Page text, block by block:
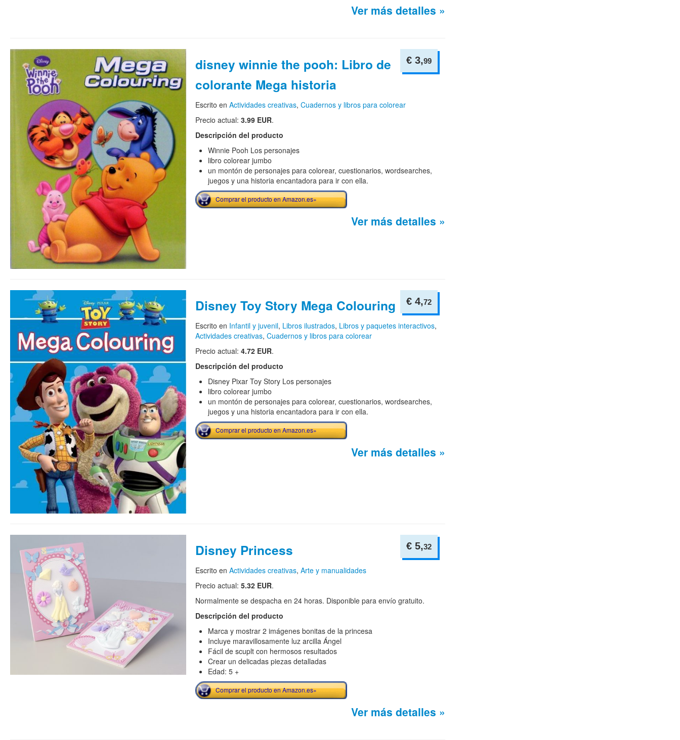
Ver más detalles »
€ 3,99
disney winnie the pooh: Libro de
colorante Mega historia
Escrito en Actividades creativas, Cuadernos y libros para colorear
Precio actual: 3.99 EUR.
Descripción del producto
Winnie Pooh Los personajes
libro colorear jumbo
un montón de personajes para colorear, cuestionarios, wordsearches,
juegos y una historia encantadora para ir con ella.
Comprar el producto en Amazon.es»
Ver más detalles »
€ 4,72
Disney Toy Story Mega Colouring
Escrito en Infantil y juvenil, Libros ilustrados, Libros y paquetes interactivos,
Actividades creativas, Cuadernos y libros para colorear
Precio actual: 4.72 EUR.
Descripción del producto
Disney Pixar Toy Story Los personajes
libro colorear jumbo
un montón de personajes para colorear, cuestionarios, wordsearches,
juegos y una historia encantadora para ir con ella.
Comprar el producto en Amazon.es»
Ver más detalles »
€ 5,32
Disney Princess
Escrito en Actividades creativas, Arte y manualidades
Precio actual: 5.32 EUR.
Normalmente se despacha en 24 horas. Disponible para envío gratuito.
Descripción del producto
Marca y mostrar 2 imágenes bonitas de la princesa
Incluye maravillosamente luz arcilla Ángel
Fácil de scuplt con hermosos resultados
Crear un delicadas piezas detalladas
Edad: 5 +
Comprar el producto en Amazon.es»
Ver más detalles »